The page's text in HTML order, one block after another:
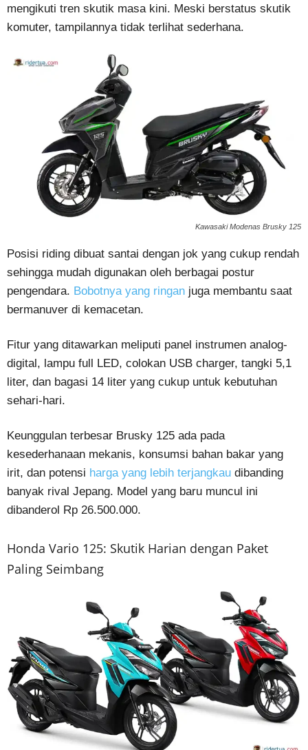
mengikuti tren skutik masa kini. Meski berstatus skutik
komuter, tampilannya tidak terlihat sederhana.
Kawasaki Modenas Brusky 125
Posisi riding dibuat santai dengan jok yang cukup rendah
sehingga mudah digunakan oleh berbagai postur
pengendara. Bobotnya yang ringan juga membantu saat
bermanuver di kemacetan.
Fitur yang ditawarkan meliputi panel instrumen analog-
digital, lampu full LED, colokan USB charger, tangki 5,1
liter, dan bagasi 14 liter yang cukup untuk kebutuhan
sehari-hari.
Keunggulan terbesar Brusky 125 ada pada
kesederhanaan mekanis, konsumsi bahan bakar yang
irit, dan potensi harga yang lebih terjangkau dibanding
banyak rival Jepang. Model yang baru muncul ini
dibanderol Rp 26.500.000.
Honda Vario 125: Skutik Harian dengan Paket
Paling Seimbang